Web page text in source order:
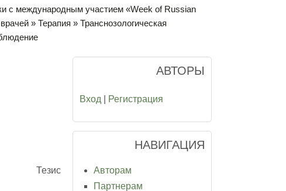
с международным участием «Week of Russian
» Терапия » Транснозологическая
Тезис
АВТОРЫ
Вход Регистрация
НАВИГАЦИЯ
Авторам
Партнерам